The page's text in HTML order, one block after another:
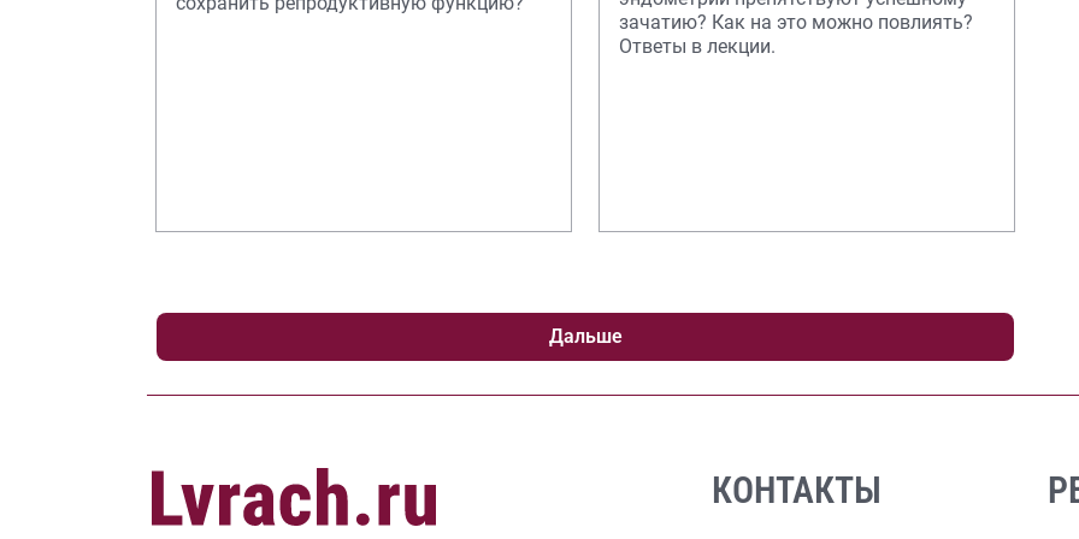
зачатию? Как на это можно повлиять?
Ответы в лекции.
Дальше
КОНТАКТЫ